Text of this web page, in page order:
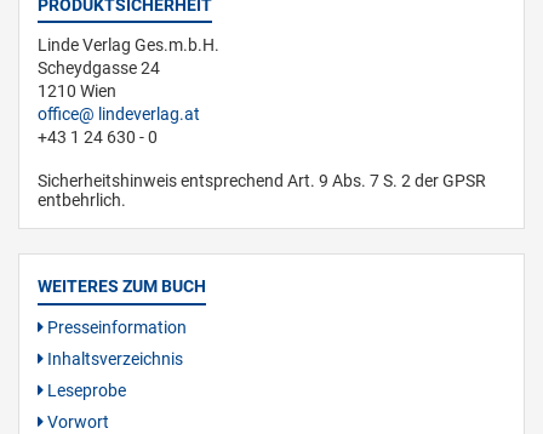
PRODUKTSICHERHEIT
Linde Verlag Ges.m.b.H.
Scheydgasse 24
1210 Wien
office
lindeverlag.at
+43 1 24 630 - 0
Sicherheitshinweis entsprechend Art. 9 Abs. 7 S. 2 der GPSR
entbehrlich.
WEITERES ZUM BUCH
Presseinformation
Inhaltsverzeichnis
Leseprobe
Vorwort